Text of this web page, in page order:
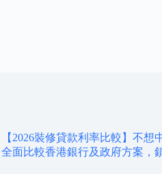
【2026裝修貸款利率比較】不想
全面比較香港銀行及政府方案，